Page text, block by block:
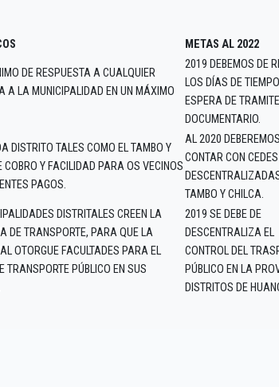
METAS AL 2022
DE RESPUESTA A CUALQUIER
A LA MUNICIPALIDAD EN UN MÁXIMO
2019 DEBEMOS DE
LOS DÍAS DE
ESPERA DE TRAMITE
DOCUMENTARIO.
DISTRITO TALES COMO EL TAMBO Y
Y FACILIDAD PARA OS VECINOS
PAGOS.
AL 2020
CONTAR CON CEDES
TAMBO Y CHILCA.
DISTRITALES CREEN LA
DE TRANSPORTE, PARA QUE LA
OTORGUE FACULTADES PARA EL
TRANSPORTE PÚBLICO EN SUS
2019 SE DEBE DE
DESCENTRALIZA EL
CONTROL DEL
PÚBLICO EN LA
DISTRITOS DE